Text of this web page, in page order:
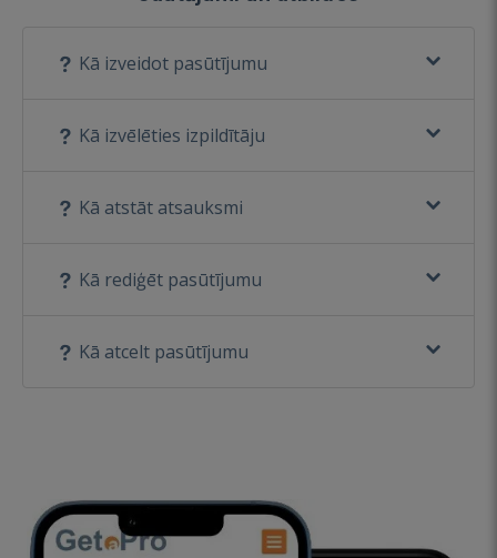
Kā izveidot pasūtījumu
Kā izvēlēties izpildītāju
Kā atstāt atsauksmi
Kā rediģēt pasūtījumu
Kā atcelt pasūtījumu